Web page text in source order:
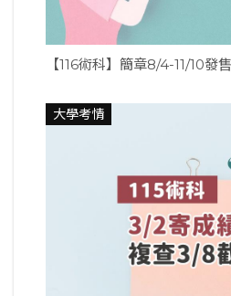
【116術科】簡章8/4-11/10發
大學考情